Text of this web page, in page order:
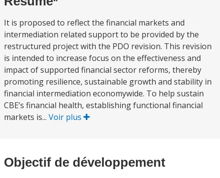
It is proposed to reflect the financial markets and
intermediation related support to be provided by the
restructured project with the PDO revision. This revision
is intended to increase focus on the effectiveness and
impact of supported financial sector reforms, thereby
promoting resilience, sustainable growth and stability in
financial intermediation economywide. To help sustain
CBE’s financial health, establishing functional financial
markets is... Voir plus
Objectif de développement